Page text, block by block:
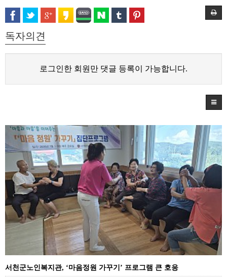
독자의견
로그인한 회원만 댓글 등록이 가능합니다.
서천군노인복지관, ‘마음정원 가꾸기’ 프로그램 큰 호응